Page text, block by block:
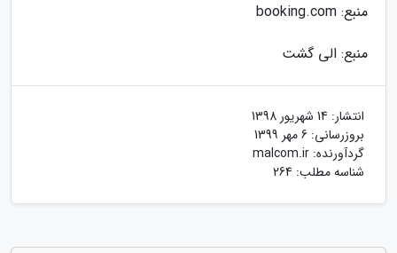
منبع: booking.com
منبع: الی گشت
انتشار: 14 شهریور 1398
بروزرسانی: 6 مهر 1399
گردآورنده: malcom.ir
شناسه مطلب: 264